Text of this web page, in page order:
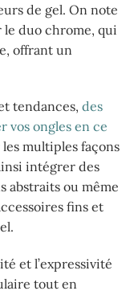
de gel. On note
duo chrome, qui
offrant un
tendances, des
vos ongles en ce
multiples façons
intégrer des
abstraits ou même
fins et
et l’expressivité
tout en